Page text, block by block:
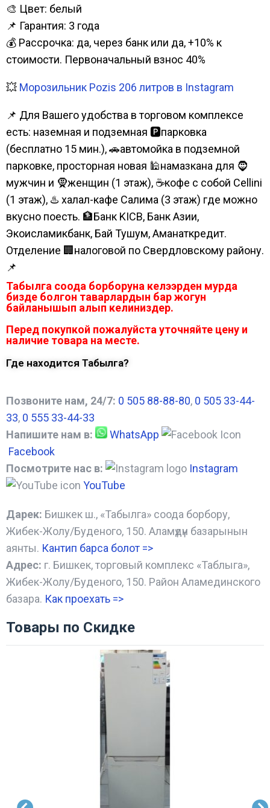
🎨 Цвет: белый
📌 Гарантия: 3 года
💰 Рассрочка: да, через банк или да, +10% к
стоимости. Первоначальный взнос 40%
💥 Морозильник Pozis 206 литров в Instagram
📌 Для Вашего удобства в торговом комплексе
есть: наземная и подземная 🅿парковка
(бесплатно 15 мин.), 🚗автомойка в подземной
парковке, просторная новая 🕌намазкана для 🧔
мужчин и 🧕женщин (1 этаж), ☕кофе с собой Cellini
(1 этаж), ♨️ халал-кафе Салима (3 этаж) где можно
вкусно поесть. 🏦Банк KICB, Банк Азии,
Экоисламикбанк, Бай Тушум, Аманаткредит.
Отделение 🏢налоговой по Свердловскому району.
📌
Табылга соода борборуна келээрден мурда
бизде болгон таварлардын бар жогун
байланышып алып келиниздер.
Перед покупкой пожалуйста уточняйте цену и
наличие товара на месте.
Где находится Табылга?
Позвоните нам, 24/7: 0 505 88-88-80, 0 505 33-44-
33, 0 555 33-44-33
Напишите нам в:
WhatsApp
Facebook
Посмотрите нас в:
Instagram
YouTube
Дарек: Бишкек ш., «Табылга» соода борбору,
Жибек-Жолу/Буденого, 150. Аламүдүн базарынын
аянты. Кантип барса болот =>
Адрес: г. Бишкек, торговый комплекс «Таблыга»,
Жибек-Жолу/Буденого, 150. Район Аламединского
базара. Как проехать =>
Товары по Скидке